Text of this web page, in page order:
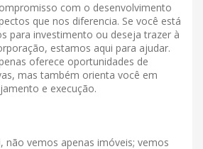
com o desenvolvimento
que nos diferencia. Se você está
para investimento ou deseja trazer à
estamos aqui para ajudar.
oferece oportunidades de
mas também orienta você em
e execução.
não vemos apenas imóveis; vemos